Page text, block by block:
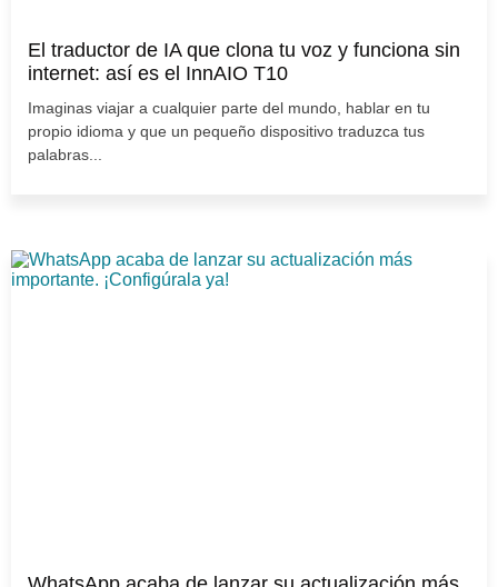
El traductor de IA que clona tu voz y funciona sin
internet: así es el InnAIO T10
Imaginas viajar a cualquier parte del mundo, hablar en tu
propio idioma y que un pequeño dispositivo traduzca tus
palabras...